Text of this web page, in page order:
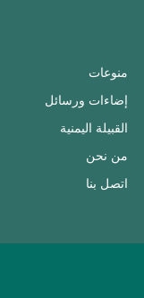
منوعات
إضاءات ورسائل
القبيلة اليمنية
من نحن
اتصل بنا